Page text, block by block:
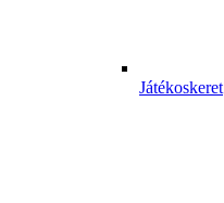
Játékoskeret